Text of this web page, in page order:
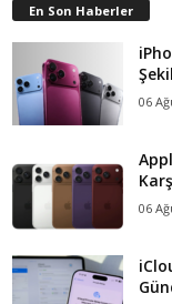
En Son Haberler
06
06